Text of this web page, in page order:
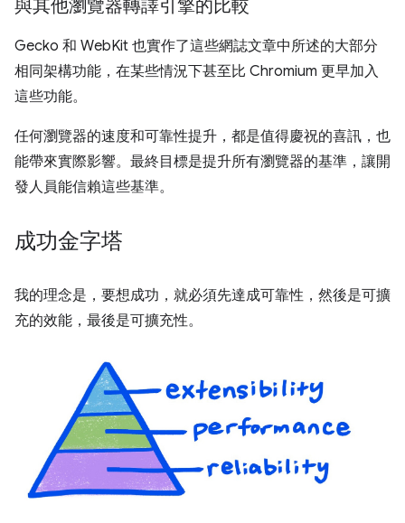
與其他瀏覽器轉譯引擎的比較
Gecko 和 WebKit 也實作了這些網誌文章中所述的大部分
相同架構功能，在某些情況下甚至比 Chromium 更早加入
這些功能。
任何瀏覽器的速度和可靠性提升，都是值得慶祝的喜訊，也
能帶來實際影響。最終目標是提升所有瀏覽器的基準，讓開
發人員能信賴這些基準。
成功金字塔
我的理念是，要想成功，就必須先達成可靠性，然後是可擴
充的效能，最後是可擴充性。